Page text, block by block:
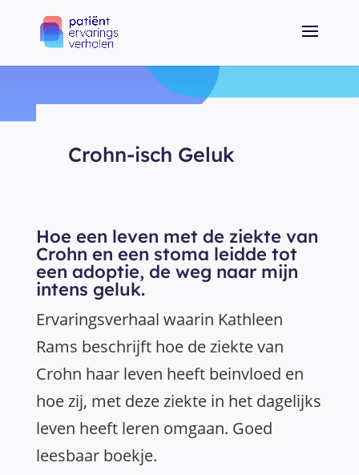
Crohn-isch Geluk
Hoe een leven met de ziekte van
Crohn en een stoma leidde tot
een adoptie, de weg naar mijn
intens geluk.
Ervaringsverhaal waarin Kathleen
Rams beschrijft hoe de ziekte van
Crohn haar leven heeft beinvloed en
hoe zij, met deze ziekte in het dagelijks
leven heeft leren omgaan. Goed
leesbaar boekje.